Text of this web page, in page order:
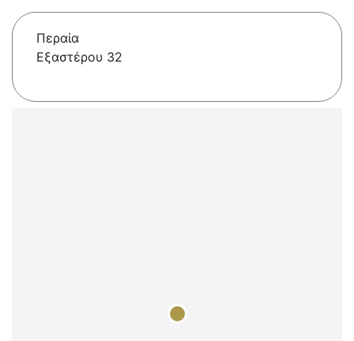
Περαία
Εξαστέρου 32